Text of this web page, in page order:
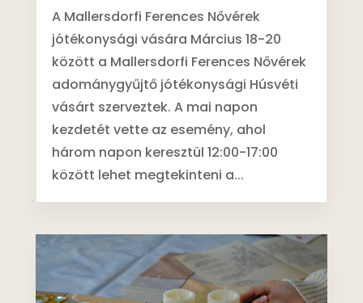
A Mallersdorfi Ferences Nővérek
jótékonysági vására Március 18-20
között a Mallersdorfi Ferences Nővérek
adománygyűjtő jótékonysági Húsvéti
vásárt szerveztek. A mai napon
kezdetét vette az esemény, ahol
három napon keresztül 12:00-17:00
között lehet megtekinteni a...